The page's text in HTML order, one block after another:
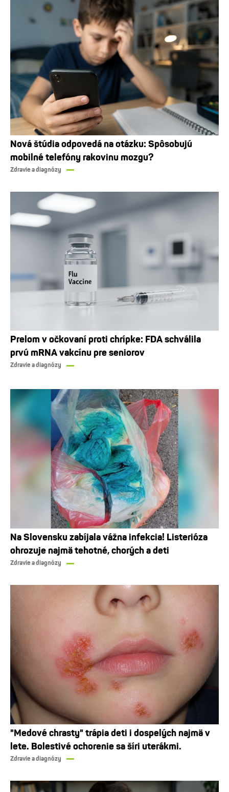
Nová štúdia odpovedá na otázku: Spôsobujú
mobilné telefóny rakovinu mozgu?
Zdravie a diagnózy
Prelom v očkovaní proti chrípke: FDA schválila
prvú mRNA vakcínu pre seniorov
Zdravie a diagnózy
Na Slovensku zabíjala vážna infekcia! Listerióza
ohrozuje najmä tehotné, chorých a deti
Zdravie a diagnózy
"Medové chrasty" trápia deti i dospelých najmä v
lete. Bolestivé ochorenie sa šíri uterákmi.
Zdravie a diagnózy